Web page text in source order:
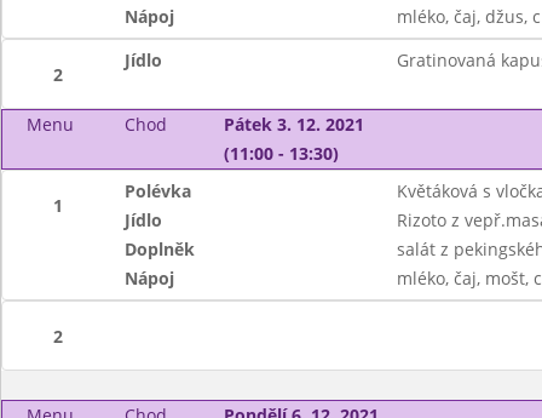
Nápoj
mléko, čaj, džus,
2
Jídlo Gratinovaná
Menu Chod
Pátek 3. 12. 2021
(11:00 - 13:30)
1
Polévka
Květáková s
Jídlo
Rizoto z
Doplněk
salát z
Nápoj
mléko, čaj, mošt,
2